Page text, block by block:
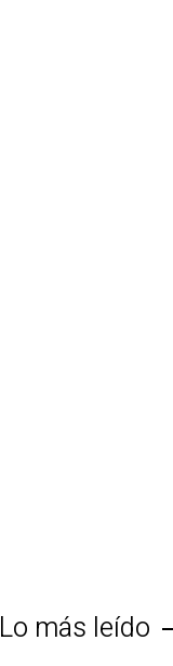
Lo más leído